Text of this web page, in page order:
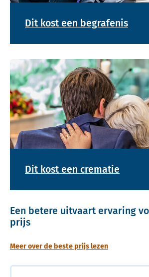
Dit kost een begrafenis
Dit kost een crematie
Bekijk tarieven voor crematie
Een betere uitvaart ervaring
prijs
Meer over de beste prijs lezen